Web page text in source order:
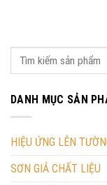
DANH MỤC SẢN
HIỆU ỨNG LÊN
SƠN GIẢ CHẤT LIỆU